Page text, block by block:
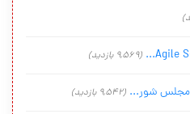
(9,569 بازدید)
مجلس شور... (9,542 بازدید)